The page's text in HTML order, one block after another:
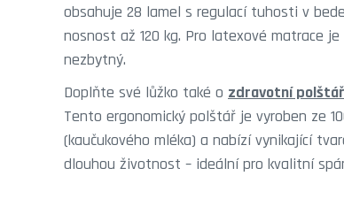
obsahuje 28 lamel s regulací tuhosti v
nosnost až 120 kg. Pro latexové matrace
nezbytný.
Doplňte své lůžko také o zdravotní polštář
Tento ergonomický polštář je vyroben ze
(kaučukového mléka) a nabízí vynikající
dlouhou životnost – ideální pro kvalitní